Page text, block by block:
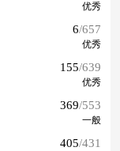
优秀
6/657
优秀
155/639
优秀
369/553
一般
405/431